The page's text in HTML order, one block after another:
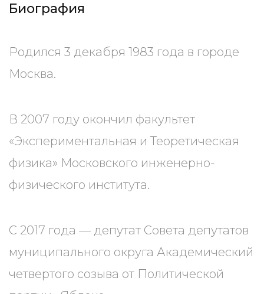
Биография
Родился 3 декабря 1983 года в городе
Москва.
В 2007 году окончил факультет
«Экспериментальная и Теоретическая
физика» Московского инженерно-
физического института.
С 2017 года — депутат Совета депутатов
муниципального округа Академический
четвертого созыва от Политической